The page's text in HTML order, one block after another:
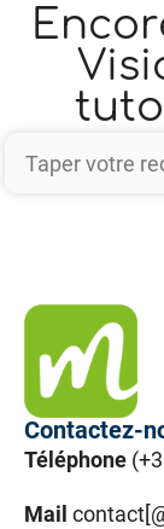
Contactez-
Téléphone
Mail